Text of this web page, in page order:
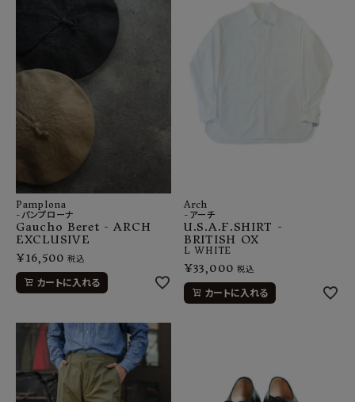
Pamplona
-パンプローナ
Gaucho Beret - ARCH
EXCLUSIVE
¥16,500 税込
カートに入れる
Arch
-アーチ
U.S.A.F.SHIRT -
BRITISH OX
L WHITE
¥33,000 税込
カートに入れる